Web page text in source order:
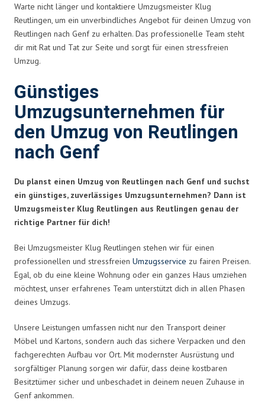
Warte nicht länger und kontaktiere Umzugsmeister Klug
Reutlingen, um ein unverbindliches Angebot für deinen Umzug von
Reutlingen nach Genf zu erhalten. Das professionelle Team steht
dir mit Rat und Tat zur Seite und sorgt für einen stressfreien
Umzug.
Günstiges
Umzugsunternehmen für
den Umzug von Reutlingen
nach Genf
Du planst einen Umzug von Reutlingen nach Genf und suchst
ein günstiges, zuverlässiges Umzugsunternehmen? Dann ist
Umzugsmeister Klug Reutlingen aus Reutlingen genau der
richtige Partner für dich!
Bei Umzugsmeister Klug Reutlingen stehen wir für einen
professionellen und stressfreien Umzugsservice zu fairen Preisen.
Egal, ob du eine kleine Wohnung oder ein ganzes Haus umziehen
möchtest, unser erfahrenes Team unterstützt dich in allen Phasen
deines Umzugs.
Unsere Leistungen umfassen nicht nur den Transport deiner
Möbel und Kartons, sondern auch das sichere Verpacken und den
fachgerechten Aufbau vor Ort. Mit modernster Ausrüstung und
sorgfältiger Planung sorgen wir dafür, dass deine kostbaren
Besitztümer sicher und unbeschadet in deinem neuen Zuhause in
Genf ankommen.